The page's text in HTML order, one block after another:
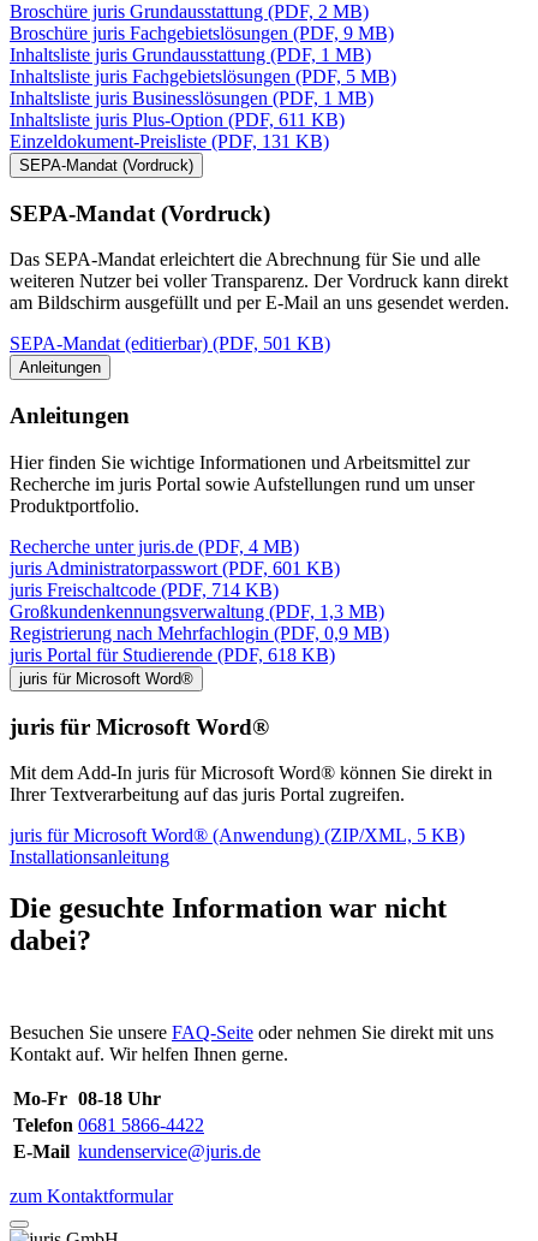
Broschüre juris Grundausstattung (PDF, 2 MB)
Broschüre juris Fachgebietslösungen (PDF, 9 MB)
Inhaltsliste juris Grundausstattung (PDF, 1 MB)
Inhaltsliste juris Fachgebietslösungen (PDF, 5 MB)
Inhaltsliste juris Businesslösungen (PDF, 1 MB)
Inhaltsliste juris Plus-Option (PDF, 611 KB)
Einzeldokument-Preisliste (PDF, 131 KB)
SEPA-Mandat (Vordruck)
SEPA-Mandat (Vordruck)
Das SEPA-Mandat erleichtert die Abrechnung für Sie und alle
weiteren Nutzer bei voller Transparenz. Der Vordruck kann direkt
am Bildschirm ausgefüllt und per E-Mail an uns gesendet werden.
SEPA-Mandat (editierbar) (PDF, 501 KB)
Anleitungen
Anleitungen
Hier finden Sie wichtige Informationen und Arbeitsmittel zur
Recherche im juris Portal sowie Aufstellungen rund um unser
Produktportfolio.
Recherche unter juris.de (PDF, 4 MB)
juris Administratorpasswort (PDF, 601 KB)
juris Freischaltcode (PDF, 714 KB)
Großkundenkennungsverwaltung (PDF, 1,3 MB)
Registrierung nach Mehrfachlogin (PDF, 0,9 MB)
juris Portal für Studierende (PDF, 618 KB)
juris für Microsoft Word®
juris für Microsoft Word®
Mit dem Add-In juris für Microsoft Word® können Sie direkt in
Ihrer Textverarbeitung auf das juris Portal zugreifen.
juris für Microsoft Word® (Anwendung) (ZIP/XML, 5 KB)
Installationsanleitung
Die gesuchte Information war nicht
dabei?
Besuchen Sie unsere FAQ-Seite oder nehmen Sie direkt mit uns
Kontakt auf. Wir helfen Ihnen gerne.
Mo-Fr 08-18 Uhr
Telefon 0681 5866-4422
E-Mail kundenservice@juris.de
zum Kontaktformular